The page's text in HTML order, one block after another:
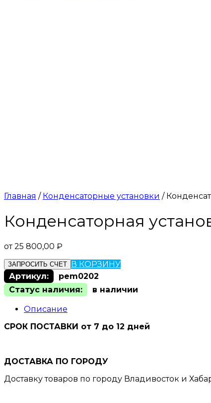
Главная / Конденсаторные установки /
Конденсаторная
от25 800,00 ₽
ЗАПРОСИТЬ СЧЕТ В КОРЗИНУ
Артикул:
pem0202
Статус наличия:
в наличии
Описание
СРОК ПОСТАВКИ от 7 до 12 дней
ДОСТАВКА ПО ГОРОДУ
Доставку товаров по городу Владивосток и